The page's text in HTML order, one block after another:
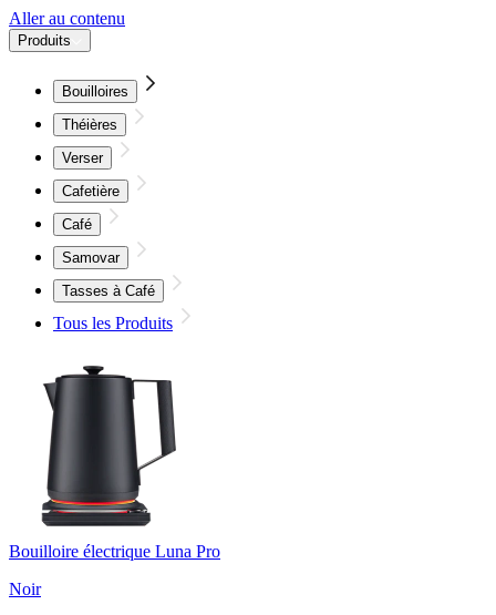
Aller au contenu
Produits
Bouilloires
Théières
Verser
Cafetière
Café
Samovar
Tasses à Café
Tous les Produits
Bouilloire électrique Luna Pro
Noir